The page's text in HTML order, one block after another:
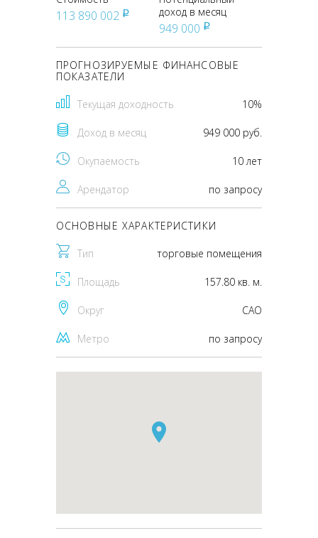
113 890 002 pуб
доход в месяц
949 000 pуб
ПРОГНОЗИРУЕМЫЕ ФИНАНСОВЫЕ
ПОКАЗАТЕЛИ
Текущая доходность 10%
Доход в месяц 949 000 руб.
Окупаемость 10 лет
Арендатор по запросу
ОСНОВНЫЕ ХАРАКТЕРИСТИКИ
Тип торговые помещения
Площадь 157.80 кв. м.
Округ CАО
Метро по запросу